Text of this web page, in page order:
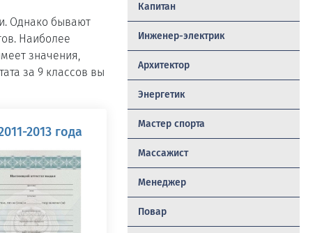
Однако бывают
Наиболее
значения,
за 9 классов вы
2013 года
Капитан
Инженер-электрик
Архитектор
Энергетик
Мастер спорта
Массажист
Менеджер
Повар